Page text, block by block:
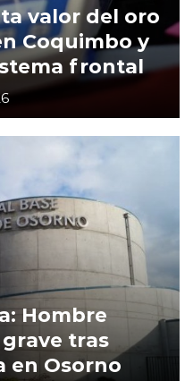
valor del oro
Coquimbo y
frontal
Hombre
tras
en Osorno